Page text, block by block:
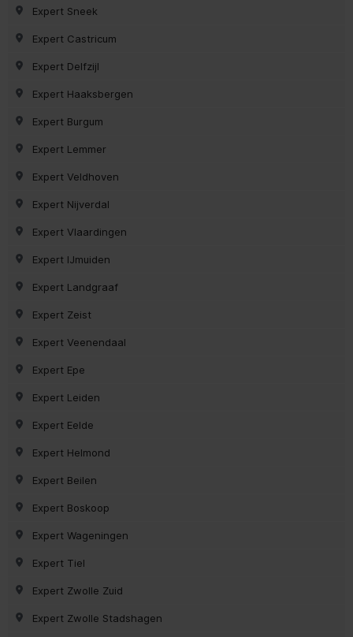
Expert Sneek
Expert Castricum
Expert Delfzijl
Expert Haaksbergen
Expert Burgum
Expert Lemmer
Expert Veldhoven
Expert Nijverdal
Expert Vlaardingen
Expert IJmuiden
Expert Landgraaf
Expert Zeist
Expert Veenendaal
Expert Epe
Expert Leiden
Expert Eelde
Expert Helmond
Expert Beilen
Expert Boskoop
Expert Wageningen
Expert Tiel
Expert Zwolle Zuid
Expert Zwolle Stadshagen